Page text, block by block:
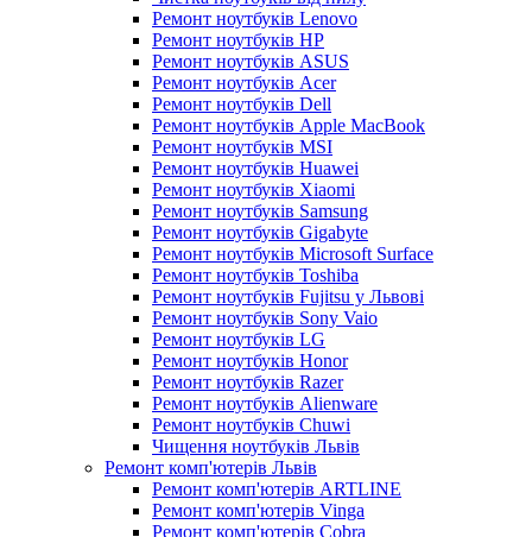
Ремонт ноутбуків Lenovo
Ремонт ноутбуків HP
Ремонт ноутбуків ASUS
Ремонт ноутбуків Acer
Ремонт ноутбуків Dell
Ремонт ноутбуків Apple MacBook
Ремонт ноутбуків MSI
Ремонт ноутбуків Huawei
Ремонт ноутбуків Xiaomi
Ремонт ноутбуків Samsung
Ремонт ноутбуків Gigabyte
Ремонт ноутбуків Microsoft Surface
Ремонт ноутбуків Toshiba
Ремонт ноутбуків Fujitsu у Львові
Ремонт ноутбуків Sony Vaio
Ремонт ноутбуків LG
Ремонт ноутбуків Honor
Ремонт ноутбуків Razer
Ремонт ноутбуків Alienware
Ремонт ноутбуків Chuwi
Чищення ноутбуків Львів
Ремонт комп'ютерів Львів
Ремонт комп'ютерів ARTLINE
Ремонт комп'ютерів Vinga
Ремонт комп'ютерів Cobra